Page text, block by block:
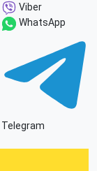
Viber
WhatsApp
Telegram